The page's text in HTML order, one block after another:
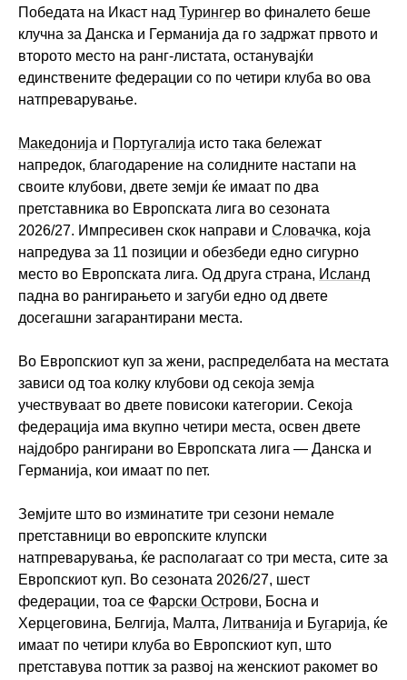
Победата на Икаст над Турингер во финалето беше
клучна за Данска и Германија да го задржат првото и
второто место на ранг-листата, останувајќи
единствените федерации со по четири клуба во ова
натпреварување.
Македонија и Португалија исто така бележат
напредок, благодарение на солидните настапи на
своите клубови, двете земји ќе имаат по два
претставника во Европската лига во сезоната
2026/27. Импресивен скок направи и Словачка, која
напредува за 11 позиции и обезбеди едно сигурно
место во Европската лига. Од друга страна, Исланд
падна во рангирањето и загуби едно од двете
досегашни загарантирани места.
Во Европскиот куп за жени, распределбата на местата
зависи од тоа колку клубови од секоја земја
учествуваат во двете повисоки категории. Секоја
федерација има вкупно четири места, освен двете
најдобро рангирани во Европската лига — Данска и
Германија, кои имаат по пет.
Земјите што во изминатите три сезони немале
претставници во европските клупски
натпреварувања, ќе располагаат со три места, сите за
Европскиот куп. Во сезоната 2026/27, шест
федерации, тоа се Фарски Острови, Босна и
Херцеговина, Белгија, Малта, Литванија и Бугарија, ќе
имаат по четири клуба во Европскиот куп, што
претставува поттик за развој на женскиот ракомет во